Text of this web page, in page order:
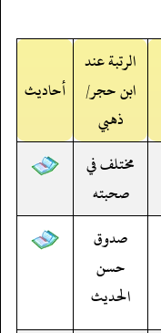
الرتبة عند
ابن حجر/
ذهبي
أحاديث
مختلف في
صحبته
صدوق
حسن
الحديث